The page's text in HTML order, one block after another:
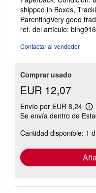
shipped in Boxes,
ParentingVery good
ref. del artículo:
Contactar al vendedor
Comprar usado
EUR 12,07
Envío por EUR 8,24
Se envía dentro de
Cantidad disponible: 1